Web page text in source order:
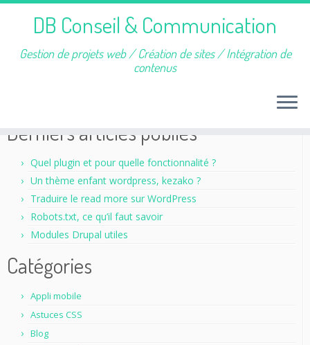
DB Conseil & Communication
Gestion de projets web / Création de sites / Intégration de
contenus
Derniers articles publiés
Quel plugin et pour quelle fonctionnalité ?
Un thème enfant wordpress, kezako ?
Traduire le read more sur WordPress
Robots.txt, ce qu’il faut savoir
Modules Drupal utiles
Catégories
Appli mobile
Astuces CSS
Blog